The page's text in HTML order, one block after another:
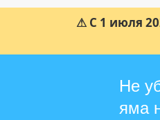
⚠ С 1 июля
Не
яма